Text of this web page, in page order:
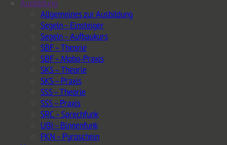
Ausbildung
Allgemeines zur Ausbildung
Segeln – Einsteiger
Segeln – Aufbaukurs
SBF – Theorie
SBF – Mobo-Praxis
SKS – Theorie
SKS – Praxis
SSS – Theorie
SSS – Praxis
SRC – Sprechfunk
UBI – Binnenfunk
FKN – Pyroschein